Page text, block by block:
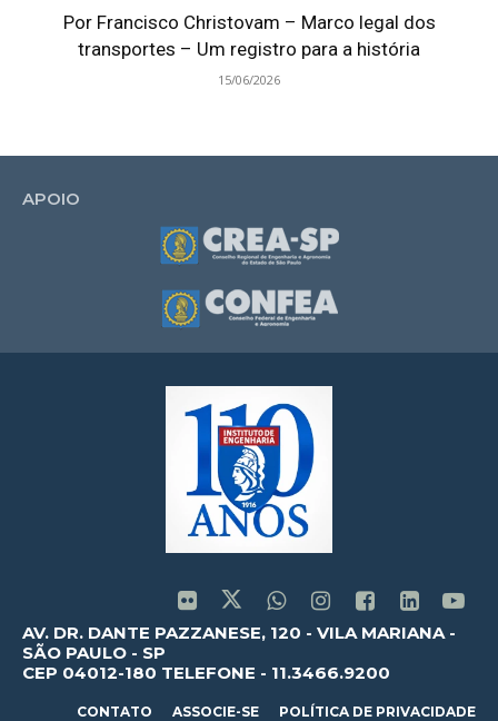
Por Francisco Christovam – Marco legal dos
transportes – Um registro para a história
15/06/2026
APOIO
AV. DR. DANTE PAZZANESE, 120 - VILA MARIANA -
SÃO PAULO - SP
CEP 04012-180 TELEFONE - 11.3466.9200
CONTATO ASSOCIE-SE POLÍTICA DE PRIVACIDADE